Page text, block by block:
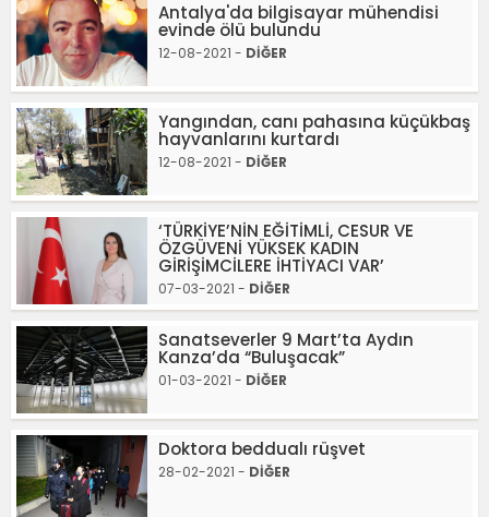
Antalya'da bilgisayar mühendisi
evinde ölü bulundu
12-08-2021 - DİĞER
Yangından, canı pahasına küçükbaş
hayvanlarını kurtardı
12-08-2021 - DİĞER
‘TÜRKİYE’NİN EĞİTİMLİ, CESUR VE
ÖZGÜVENİ YÜKSEK KADIN
GİRİŞİMCİLERE İHTİYACI VAR’
07-03-2021 - DİĞER
Sanatseverler 9 Mart’ta Aydın
Kanza’da “Buluşacak”
01-03-2021 - DİĞER
Doktora beddualı rüşvet
28-02-2021 - DİĞER